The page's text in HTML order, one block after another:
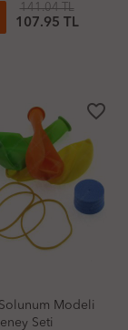
141.04 TL
107.95 TL
favorite_border
Modeli
Seti